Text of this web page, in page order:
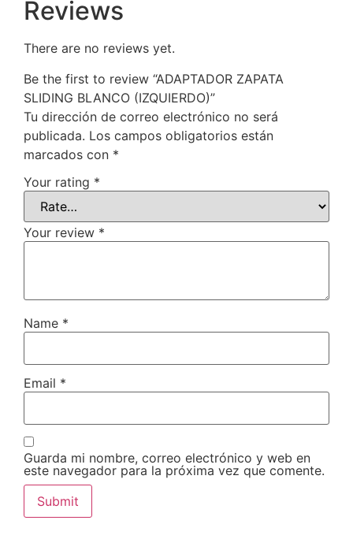
Reviews
There are no reviews yet.
Be the first to review “ADAPTADOR ZAPATA
SLIDING BLANCO (IZQUIERDO)”
Tu dirección de correo electrónico no será
publicada. Los campos obligatorios están
marcados con *
Your rating *
Your review *
Name *
Email *
Guarda mi nombre, correo electrónico y web en
este navegador para la próxima vez que comente.